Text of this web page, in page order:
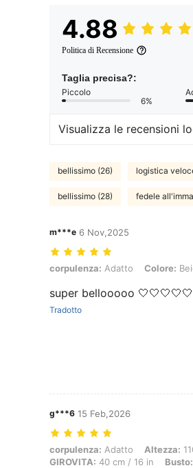
4.88
Politica di Recensione
Taglia precisa?:
Piccolo
6%
Visualizza le recensioni
bellissimo (26) logistica
bellissimo (28) fedele
m***e 6 Nov,2025
corpulenza: Adatto, Colore: Beige,
corpulenza: Adatto Colore:
super bellooooo
Tradotto
g***6 15 Feb,2026
corpulenza: Adatto, Altezza: 110 cm
corpulenza: Adatto Altezza:
GIROVITA: 40 cm / 16 in Busto: